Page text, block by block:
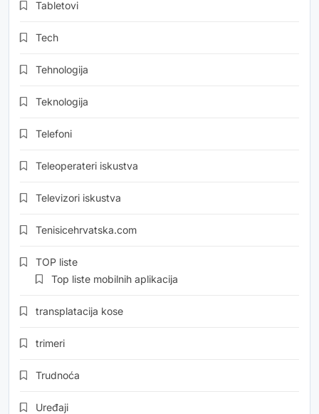
Tabletovi
Tech
Tehnologija
Teknologija
Telefoni
Teleoperateri iskustva
Televizori iskustva
Tenisicehrvatska.com
TOP liste
Top liste mobilnih aplikacija
transplatacija kose
trimeri
Trudnoća
Uređaji